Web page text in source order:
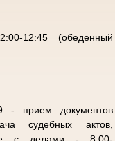
12:45 (обеденный
- прием документов
судебных актов,
с делами - 8:00-